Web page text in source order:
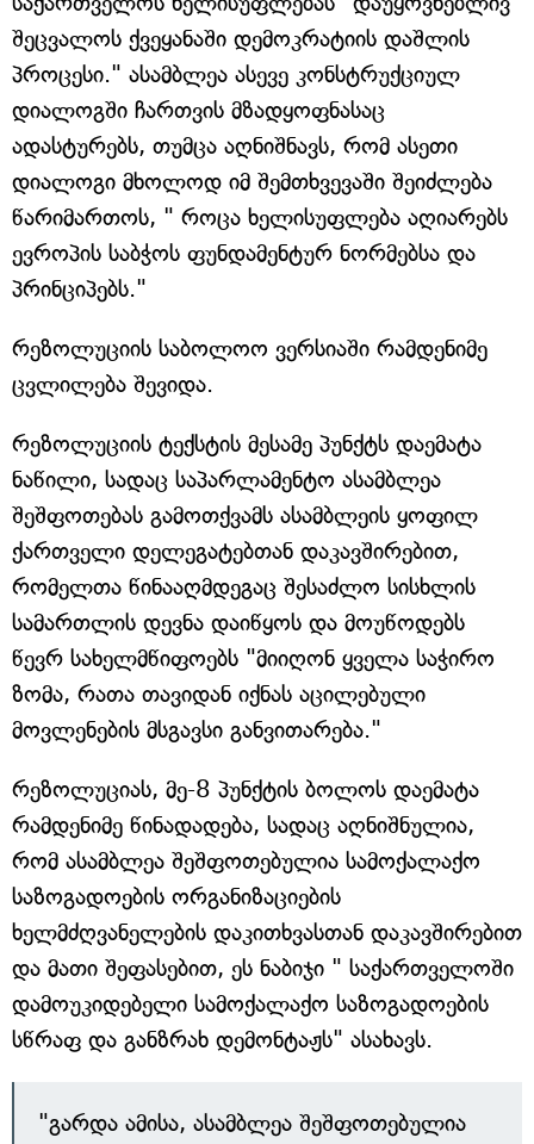
შეცვალოს ქვეყანაში დემოკრატიის დაშლის
პროცესი." ასამბლეა ასევე კონსტრუქციულ
დიალოგში ჩართვის მზადყოფნასაც
ადასტურებს, თუმცა აღნიშნავს, რომ ასეთი
დიალოგი მხოლოდ იმ შემთხვევაში შეიძლება
წარიმართოს, " როცა ხელისუფლება აღიარებს
ევროპის საბჭოს ფუნდამენტურ ნორმებსა და
პრინციპებს."
რეზოლუციის საბოლოო ვერსიაში რამდენიმე
ცვლილება შევიდა.
რეზოლუციის ტექსტის მესამე პუნქტს დაემატა
ნაწილი, სადაც საპარლამენტო ასამბლეა
შეშფოთებას გამოთქვამს ასამბლეის ყოფილ
ქართველი დელეგატებთან დაკავშირებით,
რომელთა წინააღმდეგაც შესაძლო სისხლის
სამართლის დევნა დაიწყოს და მოუწოდებს
წევრ სახელმწიფოებს "მიიღონ ყველა საჭირო
ზომა, რათა თავიდან იქნას აცილებული
მოვლენების მსგავსი განვითარება."
რეზოლუციას, მე-8 პუნქტის ბოლოს დაემატა
რამდენიმე წინადადება, სადაც აღნიშნულია,
რომ ასამბლეა შეშფოთებულია სამოქალაქო
საზოგადოების ორგანიზაციების
ხელმძღვანელების დაკითხვასთან დაკავშირებით
და მათი შეფასებით, ეს ნაბიჯი " საქართველოში
დამოუკიდებელი სამოქალაქო საზოგადოების
სწრაფ და განზრახ დემონტაჟს" ასახავს.
"გარდა ამისა, ასამბლეა შეშფოთებულია